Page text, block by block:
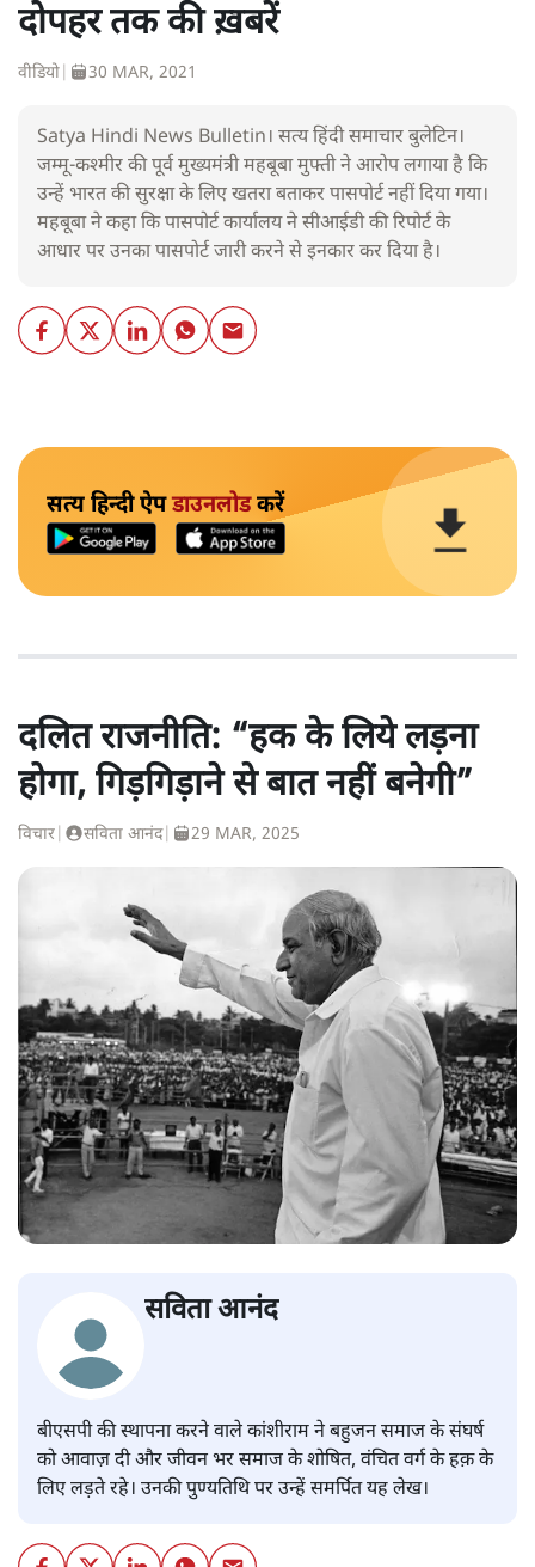
दोपहर तक की ख़बरें
वीडियो 30 MAR, 2021
Satya Hindi News Bulletin। सत्य हिंदी समाचार बुलेटिन।
जम्मू-कश्मीर की पूर्व मुख्यमंत्री महबूबा मुफ्ती ने आरोप लगाया है कि
उन्हें भारत की सुरक्षा के लिए खतरा बताकर पासपोर्ट नहीं दिया गया।
महबूबा ने कहा कि पासपोर्ट कार्यालय ने सीआईडी की रिपोर्ट के
आधार पर उनका पासपोर्ट जारी करने से इनकार कर दिया है।
सत्य हिन्दी ऐपडाउनलोडकरें
दलित राजनीति: “हक के लिये लड़ना
होगा, गिड़गिड़ाने से बात नहीं बनेगी”
विचार सविता आनंद| 29 MAR, 2025
सविता आनंद
बीएसपी की स्थापना करने वाले कांशीराम ने बहुजन समाज के संघर्ष
को आवाज़ दी और जीवन भर समाज के शोषित, वंचित वर्ग के हक़ के
लिए लड़ते रहे। उनकी पुण्यतिथि पर उन्हें समर्पित यह लेख।